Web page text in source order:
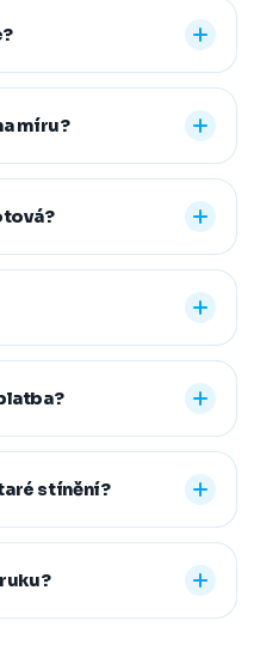
na míru: rolety den a
a termo rolety, vertikální,
žaluzie a sítě proti
střešní i atypická
míru?
typu stínění a jeho
látky či dekoru.
zdarma.
pracovních dní od
zvládneme během
vždy se snažíme
Vysočině a v Praze. V
vzdálenější
vyplnit nezávazný
zálohu na materiál a
montáži, když je vše
platbu převodem,
stínění?
vás profesionálně
abyste neměli